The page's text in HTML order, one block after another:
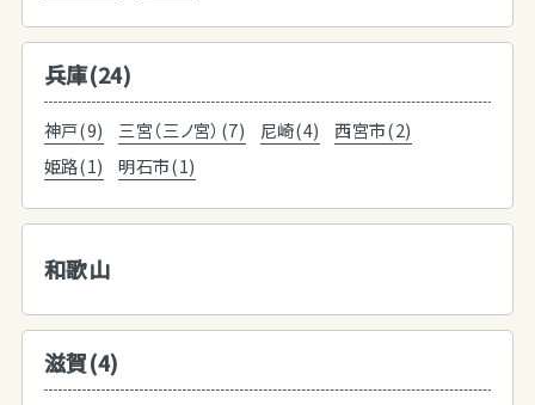
兵庫(24)
神戸(9) 三宮（三ノ宮）(7) 尼崎(4)
西宮市(2)
姫路(1)
明石市(1)
和歌山
滋賀(4)